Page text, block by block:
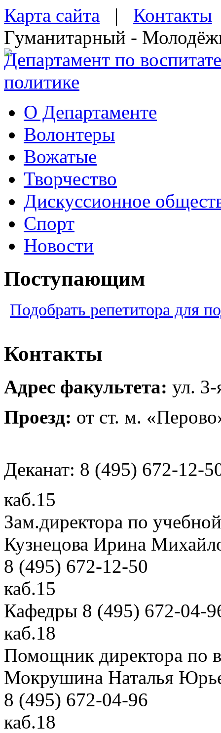
Карта сайта | Контакты
Гуманитарный -
Департамент по
политике
О Департаменте
Волонтеры
Вожатые
Творчество
Дискуссионное
Спорт
Новости
Поступающим
Подобрать репетитора для
Контакты
Адрес факультета: ул.
Проезд: от ст. м.
Деканат: 8 (495) 672-12-
каб.15
Зам.директора по
Кузнецова Ирина
8 (495) 672-12-50
каб.15
Кафедры 8 (495) 672-04-
каб.18
Помощник директора по
Мокрушина Наталья
8 (495) 672-04-96
каб.18